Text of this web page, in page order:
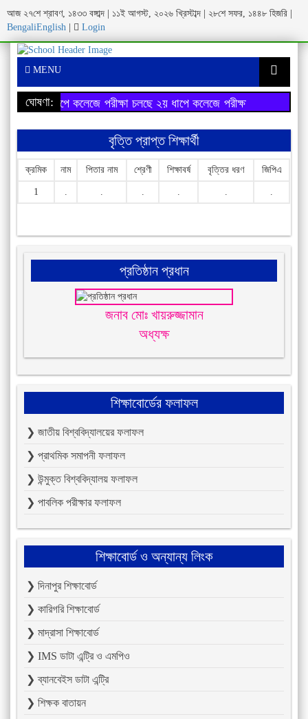
আজ ২৭শে শ্রাবণ, ১৪৩৩ বঙ্গাব্দ | ১১ই আগস্ট, ২০২৬ খ্রিস্টাব্দ | ২৮শে সফর, ১৪৪৮ হিজরি |
BengaliEnglish Login
MENU
ঘোষণা: ২য় ধাপে কলেজে পরীক্ষা চলছে
২য় ধাপে কলেজে পরীক্ষা চলছে
বৃত্তি প্রাপ্ত শিক্ষার্থী
ক্রমিক নাম পিতার নাম শ্রেণী শিক্ষাবর্ষ বৃত্তির ধরণ জিপিএ
1
প্রতিষ্ঠান প্রধান
জনাব মোঃ খায়রুজ্জামান
অধ্যক্ষ
শিক্ষাবোর্ডের ফলাফল
❯ জাতীয় বিশ্ববিদ্যালয়ের ফলাফল
❯ প্রাথমিক সমাপনী ফলাফল
❯ উন্মুক্ত বিশ্ববিদ্যালয় ফলাফল
❯ পাবলিক পরীক্ষার ফলাফল
শিক্ষাবোর্ড ও অন্যান্য লিংক
❯ দিনাপুর শিক্ষাবোর্ড
❯ কারিগরি শিক্ষাবোর্ড
❯ মাদ্রাসা শিক্ষাবোর্ড
❯ IMS ডাটা এন্ট্রি ও এমপিও
❯ ব্যানবেইস ডাটা এন্ট্রি
❯ শিক্ষক বাতায়ন